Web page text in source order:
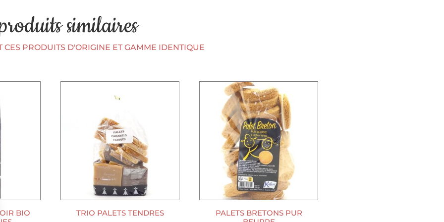
similaires
CES PRODUITS D'ORIGINE ET GAMME IDENTIQUE
BIO
TRIO PALETS TENDRES
PALETS BRETONS PUR